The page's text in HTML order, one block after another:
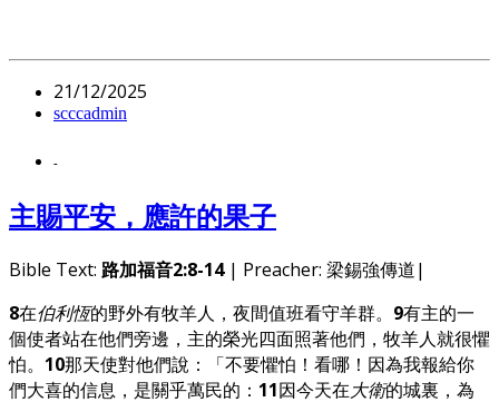
21/12/2025
scccadmin
-
主賜平安，應許的果子
Bible Text: 路加福音2:8-14| Preacher: 梁錫強傳道|
8在伯利恆的野外有牧羊人，夜間值班看守羊群。 9有主的一
個使者站在他們旁邊，主的榮光四面照著他們，牧羊人就很懼
怕。 10那天使對他們說：「不要懼怕！看哪！因為我報給你
們大喜的信息，是關乎萬民的： 11因今天在大衛的城裏，為